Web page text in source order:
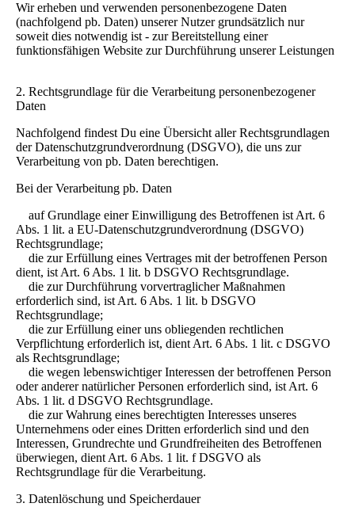
Wir erheben und verwenden personenbezogene Daten
(nachfolgend pb. Daten) unserer Nutzer grundsätzlich nur
soweit dies notwendig ist - zur Bereitstellung einer
funktionsfähigen Website zur Durchführung unserer Leistungen
2. Rechtsgrundlage für die Verarbeitung personenbezogener
Daten
Nachfolgend findest Du eine Übersicht aller Rechtsgrundlagen
der Datenschutzgrundverordnung (DSGVO), die uns zur
Verarbeitung von pb. Daten berechtigen.
Bei der Verarbeitung pb. Daten
auf Grundlage einer Einwilligung des Betroffenen ist Art. 6
Abs. 1 lit. a EU-Datenschutzgrundverordnung (DSGVO)
Rechtsgrundlage;
die zur Erfüllung eines Vertrages mit der betroffenen Person
dient, ist Art. 6 Abs. 1 lit. b DSGVO Rechtsgrundlage.
die zur Durchführung vorvertraglicher Maßnahmen
erforderlich sind, ist Art. 6 Abs. 1 lit. b DSGVO
Rechtsgrundlage;
die zur Erfüllung einer uns obliegenden rechtlichen
Verpflichtung erforderlich ist, dient Art. 6 Abs. 1 lit. c DSGVO
als Rechtsgrundlage;
die wegen lebenswichtiger Interessen der betroffenen Person
oder anderer natürlicher Personen erforderlich sind, ist Art. 6
Abs. 1 lit. d DSGVO Rechtsgrundlage.
die zur Wahrung eines berechtigten Interesses unseres
Unternehmens oder eines Dritten erforderlich sind und den
Interessen, Grundrechte und Grundfreiheiten des Betroffenen
überwiegen, dient Art. 6 Abs. 1 lit. f DSGVO als
Rechtsgrundlage für die Verarbeitung.
3. Datenlöschung und Speicherdauer